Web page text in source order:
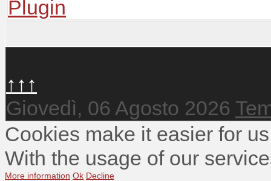
↑↑↑
Giovedì, 06 Agosto 2026
Cookies make it easier for
With the usage of our
More information Ok Decline